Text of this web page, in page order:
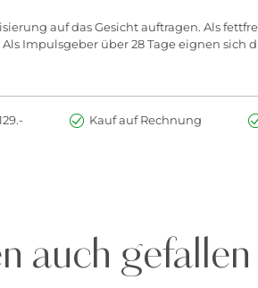
auf das Gesicht auftragen. Als
Impulsgeber über 28 Tage eignen sich
Kauf auf Rechnung
auch gefallen